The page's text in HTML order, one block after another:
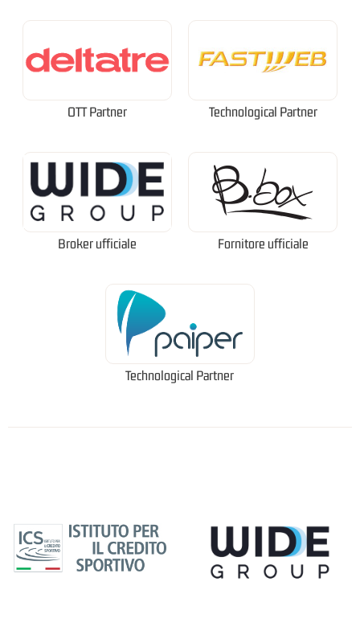
OTT Partner Technological Partner
Broker ufficiale Fornitore ufficiale
Technological Partner